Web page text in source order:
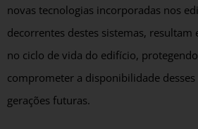
novas tecnologias incorporadas nos
decorrentes destes sistemas, resultam
no ciclo de vida do edifício,
comprometer a disponibilidade
gerações futuras.